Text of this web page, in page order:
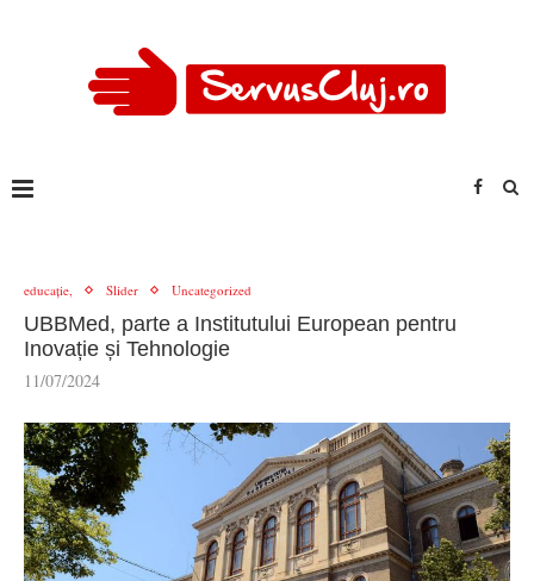
educație, Slider Uncategorized
UBBMed, parte a Institutului European pentru
Inovație și Tehnologie
11/07/2024